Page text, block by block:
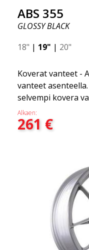
ABS 355
GLOSSY BLACK
18" | 19" | 20"
Koverat vanteet -
vanteet
selvempi kovera
väriyhdistelmissä:
hopea tai
markkinoilla
erittäin
tehnyt
erittäin kovera,
tyylikäs. Tämä
vanteiden
suunnittelunsa
autosta
yksinoikeudella
Alkaen:
261 €